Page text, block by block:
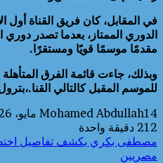
في المقابل، كان فريق القناة أول
مقدمًا موسمًا قويًا ومستقرًا.
وبذلك، جاءت قائمة الفرق
للموسم المقبل كالتالي
Mohamed Abdullah14 مايو، 2026
212 دقيقة واحدة
مصريين